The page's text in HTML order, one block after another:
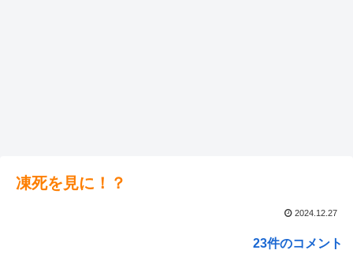
凍死を見に！？
2024.12.27
23件のコメント